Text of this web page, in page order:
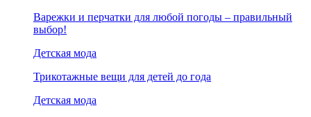
Варежки и перчатки для любой погоды – правильный
выбор!
Детская мода
Трикотажные вещи для детей до года
Детская мода